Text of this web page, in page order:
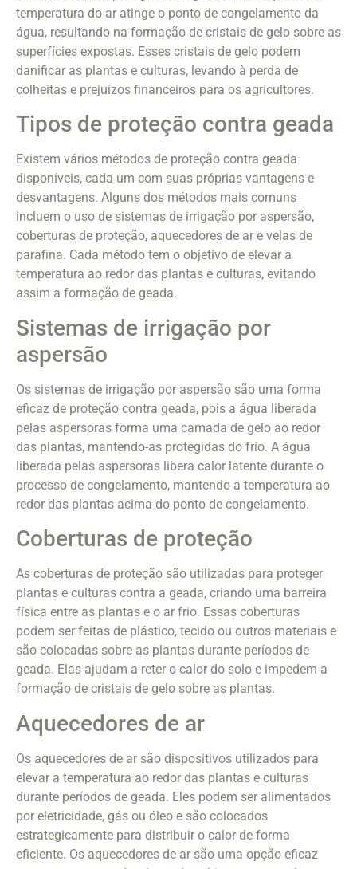
temperatura do ar atinge o ponto de congelamento da
água, resultando na formação de cristais de gelo sobre as
superfícies expostas. Esses cristais de gelo podem
danificar as plantas e culturas, levando à perda de
colheitas e prejuízos financeiros para os agricultores.
Tipos de proteção contra geada
Existem vários métodos de proteção contra geada
disponíveis, cada um com suas próprias vantagens e
desvantagens. Alguns dos métodos mais comuns
incluem o uso de sistemas de irrigação por aspersão,
coberturas de proteção, aquecedores de ar e velas de
parafina. Cada método tem o objetivo de elevar a
temperatura ao redor das plantas e culturas, evitando
assim a formação de geada.
Sistemas de irrigação por
aspersão
Os sistemas de irrigação por aspersão são uma forma
eficaz de proteção contra geada, pois a água liberada
pelas aspersoras forma uma camada de gelo ao redor
das plantas, mantendo-as protegidas do frio. A água
liberada pelas aspersoras libera calor latente durante o
processo de congelamento, mantendo a temperatura ao
redor das plantas acima do ponto de congelamento.
Coberturas de proteção
As coberturas de proteção são utilizadas para proteger
plantas e culturas contra a geada, criando uma barreira
física entre as plantas e o ar frio. Essas coberturas
podem ser feitas de plástico, tecido ou outros materiais e
são colocadas sobre as plantas durante períodos de
geada. Elas ajudam a reter o calor do solo e impedem a
formação de cristais de gelo sobre as plantas.
Aquecedores de ar
Os aquecedores de ar são dispositivos utilizados para
elevar a temperatura ao redor das plantas e culturas
durante períodos de geada. Eles podem ser alimentados
por eletricidade, gás ou óleo e são colocados
estrategicamente para distribuir o calor de forma
eficiente. Os aquecedores de ar são uma opção eficaz